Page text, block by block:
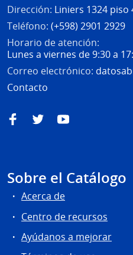
Dirección: Liniers 1324 piso
Teléfono: (+598) 2901 2929
Horario de atención:
Lunes a viernes de 9:30 a
Correo electrónico:
Contacto
FacebookTwitterYouTube
Sobre el Catálogo
Acerca de
Centro de recursos
Ayúdanos a mejorar